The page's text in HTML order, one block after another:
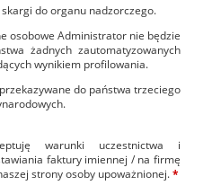
do organu nadzorczego.
osobowe Administrator nie będzie
żadnych zautomatyzowanych
wynikiem profilowania.
do państwa trzeciego
warunki uczestnictwa i
faktury imiennej / na firmę
strony osoby upoważnionej.*